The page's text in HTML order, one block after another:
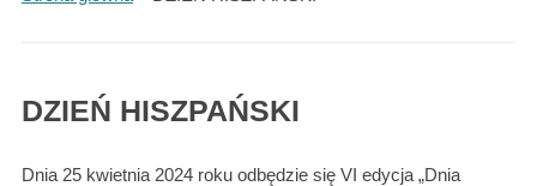
DZIEŃ HISZPAŃSKI
Dnia 25 kwietnia 2024 roku odbędzie się VI edycja „Dnia